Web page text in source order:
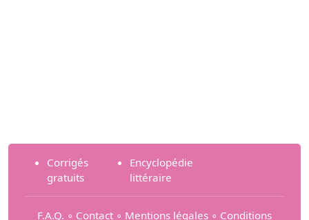
Corrigés
gratuits
Encyclopédie
littéraire
F.A.Q. ∘ Contact ∘ Mentions légales ∘ Conditions